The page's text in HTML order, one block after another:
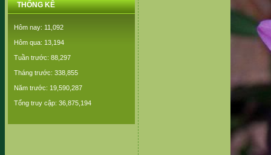
THỐNG KÊ
Hôm nay: 11,092
Hôm qua: 13,194
Tuần trước: 88,297
Tháng trước: 338,855
Năm trước: 19,590,287
Tổng truy cập: 36,875,194